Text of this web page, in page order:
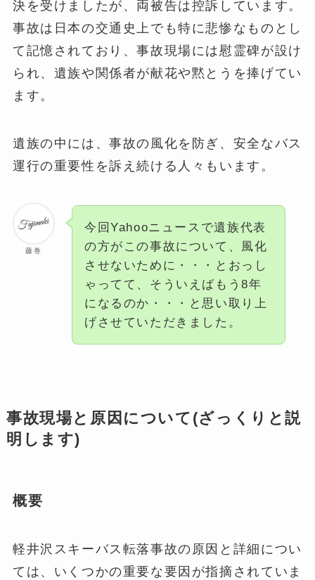
決を受けましたが、両被告は控訴しています。
事故は日本の交通史上でも特に悲惨なものとし
て記憶されており、事故現場には慰霊碑が設け
られ、遺族や関係者が献花や黙とうを捧げてい
ます。
遺族の中には、事故の風化を防ぎ、安全なバス
運行の重要性を訴え続ける人々もいます​ ​。
藤巻
今回Yahooニュースで遺族代表
の方がこの事故について、風化
させないために・・・とおっし
ゃってて、そういえばもう8年
になるのか・・・と思い取り上
げさせていただきました。
事故現場と原因について(ざっくりと説
明します)
概要
軽井沢スキーバス転落事故の原因と詳細につい
ては、いくつかの重要な要因が指摘されていま